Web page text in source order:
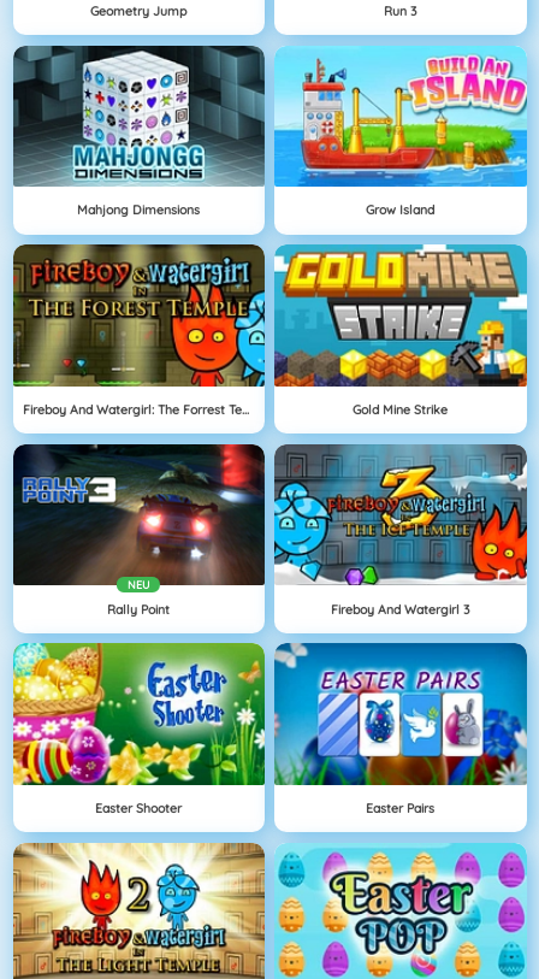
Geometry Jump Run 3
Mahjong Dimensions Grow Island
Fireboy And Watergirl: The Forrest Temple Gold Mine Strike
NEU
Rally Point Fireboy And Watergirl 3
Easter Shooter Easter Pairs